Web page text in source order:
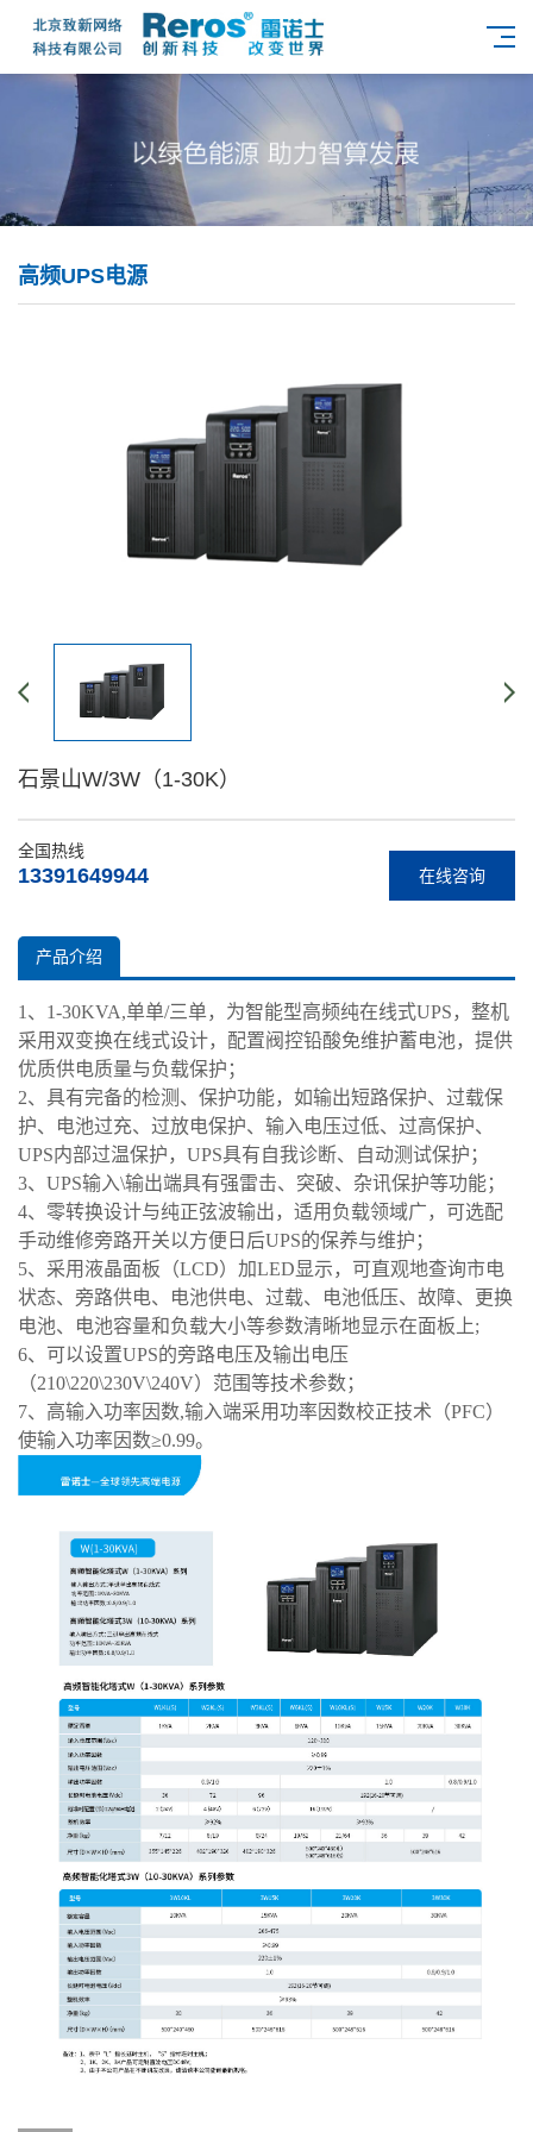
高频UPS电源
石景山W/3W（1-30K）
在线咨询
全国热线
13391649944
产品介绍
1、1-30KVA,单单/三单，为智能型高频纯在线式UPS，整机
采用双变换在线式设计，配置阀控铅酸免维护蓄电池， 提供
优质供电质量与负载保护 ；
2、具有完备的检测、保护功能，如输出短路保护、过载保
护、电池过充、过放电保护、输入电压过低、过高保护、
UPS内部过温保护，UPS具有自我诊断、自动测试保护；
3、UPS输入\输出端具有强雷击、突破、杂讯保护等功能；
4、零转换设计与纯正弦波输出，适用负载领域广，可选配
手动维修旁路开关以方便日后UPS的保养与维护；
5、采用液晶面板（LCD）加LED显示，可直观地查询市电
状态、旁路供电、电池供电、过载、电池低压、故障、更换
电池、电池容量和负载大小等参数清晰地显示在面板上;
6、 可以设置UPS的旁路电压及输出电压
（210\220\230V\240V）范围等技术参数；
7、高输入功率因数,输入端采用功率因数校正技术（PFC）
使输入功率因数≥0.99。